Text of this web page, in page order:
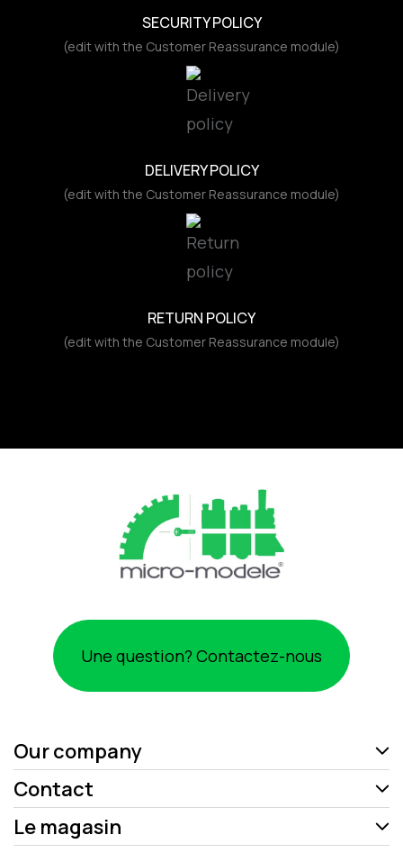
SECURITY POLICY
(edit with the Customer Reassurance module)
DELIVERY POLICY
(edit with the Customer Reassurance module)
RETURN POLICY
(edit with the Customer Reassurance module)
Une question? Contactez-nous
Our company
Contact
Le magasin